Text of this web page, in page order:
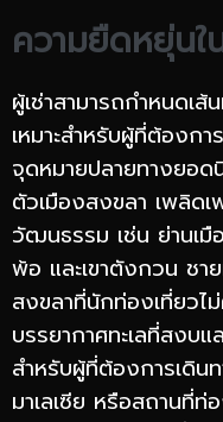
ความยืดหยุ่นใ
ผู้เช่าสามารถกำหนดเส้
เหมาะสำหรับผู้ที่ต้องก
จุดหมายปลายทางยอด
ตัวเมืองสงขลา เพลิด
วัฒนธรรม เช่น ย่านเมื
พ้อ และเขาตังกวน ช
สงขลาที่นักท่องเที่ยว
บรรยากาศทะเลที่สงบแ
สำหรับผู้ที่ต้องการเดิน
มาเลเซีย หรือสถานที่ท่